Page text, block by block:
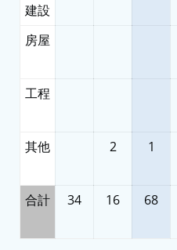
建設
房屋
工程
其他 2 1
合計 34 16 68